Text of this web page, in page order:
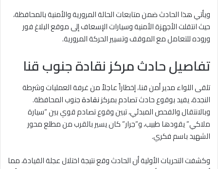
ويأتي هذا الحادث ضمن متابعات الحالة المرورية والأمنية بالمحافظة،
حيث انتقلت الأجهزة الأمنية وسيارات الإسعاف إلى موقع البلاغ فور
وروده للتعامل مع الموقف وتسيير الحركة المرورية.
تفاصيل حادث مركز نقادة جنوب قنا
تلقى اللواء مدير أمن قنا، إخطاراً عاجلاً من غرفة العمليات وشرطة
النجدة، يفيد بوقوع حادث تصادم بمركزنقادةجنوب المحافظة.
وبالانتقال والفحص المبدئي، تبين وقوع تصادم قوي بين “سيارة
ملاكي” يقودها طبيب، و”جرار” كان يسير بالقرب من مطلع محور
الشهيد باسم فكري.
وكشفت التحريات الأولية أن الحادث وقع نتيجة اختلال عجلة القيادة، مما